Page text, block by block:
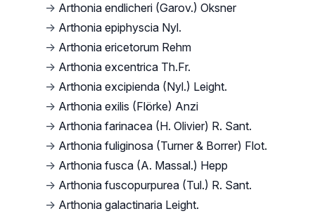
→ Arthonia endlicheri (Garov.) Oksner
→ Arthonia epiphyscia Nyl.
→ Arthonia ericetorum Rehm
→ Arthonia excentrica Th.Fr.
→ Arthonia excipienda (Nyl.) Leight.
→ Arthonia exilis (Flörke) Anzi
→ Arthonia farinacea (H. Olivier) R. Sant.
→ Arthonia fuliginosa (Turner & Borrer) Flot.
→ Arthonia fusca (A. Massal.) Hepp
→ Arthonia fuscopurpurea (Tul.) R. Sant.
→ Arthonia galactinaria Leight.